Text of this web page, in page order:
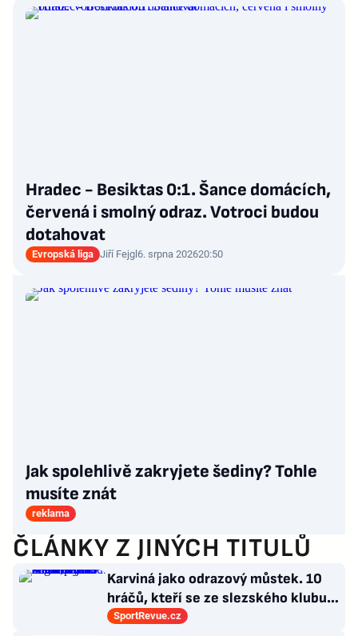
Hradec - Besiktas 0:1. Šance domácích,
červená i smolný odraz. Votroci budou
dotahovat
Evropská liga Jiří Fejgl 6. srpna 202620:50
Jak spolehlivě zakryjete šediny? Tohle
musíte znát
reklama
ČLÁNKY Z JINÝCH TITULŮ
Karviná jako odrazový můstek. 10
hráčů, kteří se ze slezského klubu
probili k lukrativnímu angažmá
SportRevue.cz